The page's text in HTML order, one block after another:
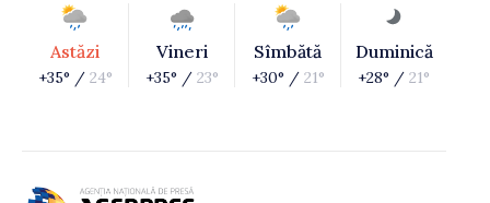
Astăzi
+35° / 24°
Vineri
+35° / 23°
Sîmbătă
+30° / 21°
Duminică
+28° / 21°